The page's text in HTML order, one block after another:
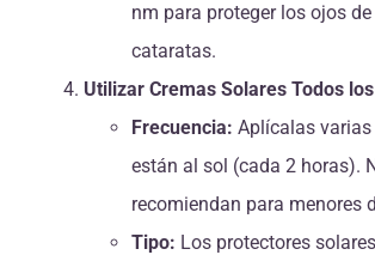
nm para proteger los ojos
cataratas.
Utilizar Cremas Solares Todos
Frecuencia: Aplícalas
están al sol (cada 2 horas).
recomiendan para menores
Tipo: Los protectores